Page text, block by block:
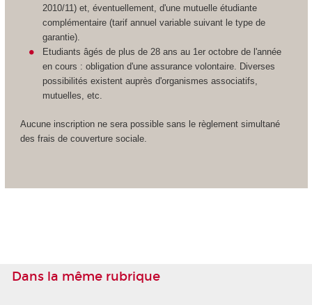
2010/11) et, éventuellement, d'une mutuelle étudiante
complémentaire (tarif annuel variable suivant le type de
garantie).
Etudiants âgés de plus de 28 ans au 1er octobre de l'année
en cours : obligation d'une assurance volontaire. Diverses
possibilités existent auprès d'organismes associatifs,
mutuelles, etc.
Aucune inscription ne sera possible sans le règlement simultané
des frais de couverture sociale.
Dans la même rubrique